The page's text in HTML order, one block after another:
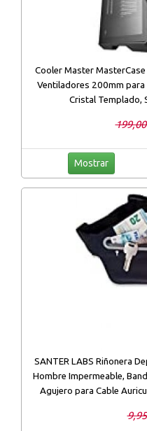
Cooler Master MasterCase
Ventiladores 200mm para
Cristal Templado,
Mostrar
SANTER LABS Riñonera
Hombre Impermeable,
Agujero para Cable